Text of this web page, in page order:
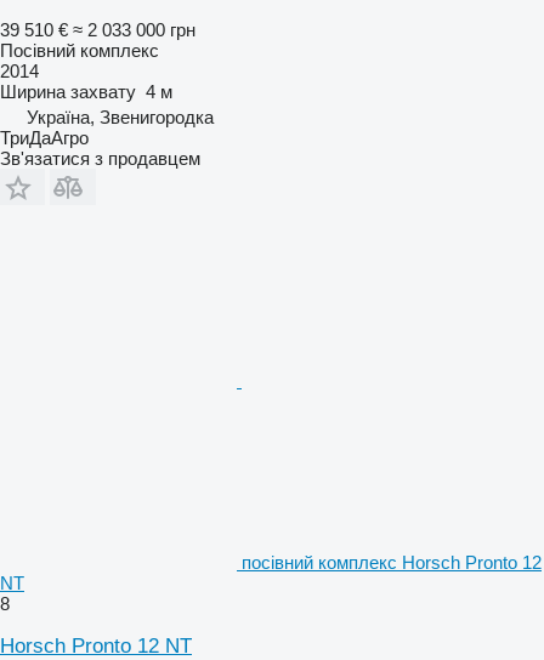
39 510 € ≈ 2 033 000 грн
Посівний комплекс
2014
Ширина захвату 4 м
Україна, Звенигородка
ТриДаАгро
Зв'язатися з продавцем
посівний комплекс Horsch Pronto 12
NT
8
Horsch Pronto 12 NT